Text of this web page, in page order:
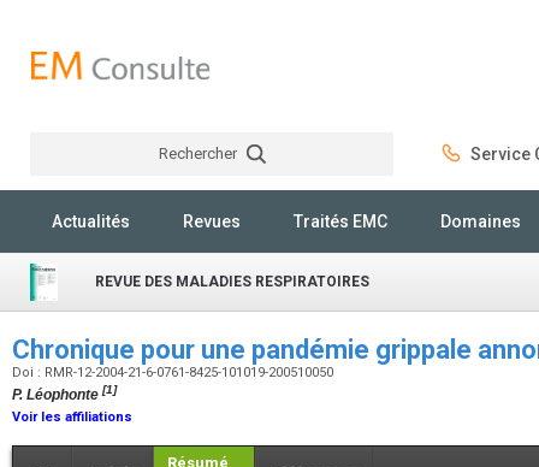
Rechercher Service
Actualités Revues Traités EMC Domaines
REVUE DES MALADIES RESPIRATOIRES
Chronique pour une pandémie grippale
Doi : RMR-12-2004-21-6-0761-8425-101019-200510050
P. Léophonte [1]
Voir les affiliations
Résumé